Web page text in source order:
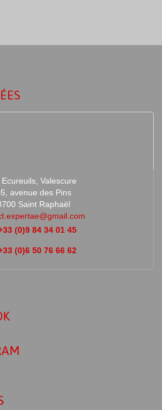
Ecureuils, Valescure
avenue des Pins
Saint Raphaël
(0)9 84 34 01 45
(0)6 50 76 66 62